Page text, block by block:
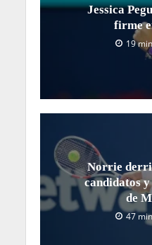
Jessica
firme
19
Norrie
candidatos
de
47